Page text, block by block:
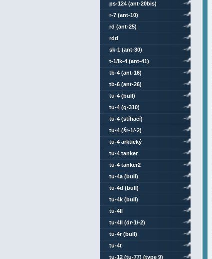
ps-124 (ant-20bis)
r-7 (ant-10)
rd (ant-25)
rdd
sk-1 (ant-30)
t-1/lk-4 (ant-41)
tb-4 (ant-16)
tb-6 (ant-26)
tu-4 (bull)
tu-4 (g-310)
tu-4 (stíhací)
tu-4 (šr-1/-2)
tu-4 arktický
tu-4 tanker
tu-4 tanker2
tu-4a (bull)
tu-4d (bull)
tu-4k (bull)
tu-4ll
tu-4ll (dr-1/-2)
tu-4r (bull)
tu-4t
tu-12 (tu-77) (type 9)